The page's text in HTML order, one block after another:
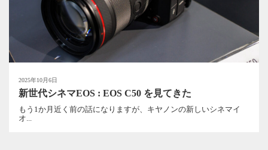
2025年10月6日
新世代シネマEOS : EOS C50 を見てきた
もう1か月近く前の話になりますが、キヤノンの新しいシネマイ
オ...